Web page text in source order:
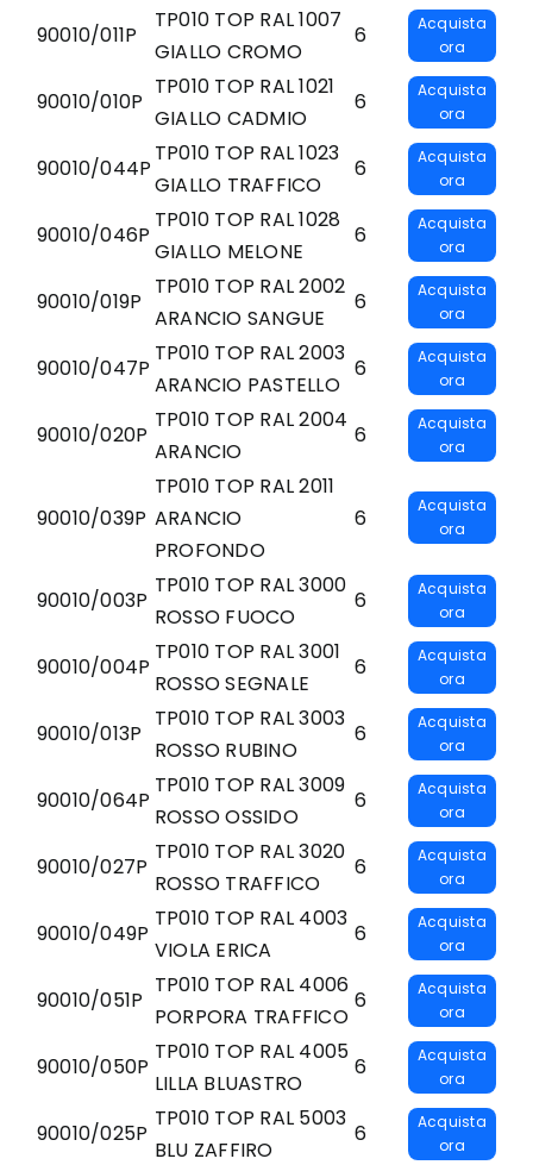
90010/011P
TP010 TOP RAL 1007
GIALLO CROMO
6
Acquista
ora
90010/010P
TP010 TOP RAL 1021
GIALLO CADMIO
6
Acquista
ora
90010/044P
TP010 TOP RAL 1023
GIALLO TRAFFICO
6
Acquista
ora
90010/046P
TP010 TOP RAL 1028
GIALLO MELONE
6
Acquista
ora
90010/019P
TP010 TOP RAL 2002
ARANCIO SANGUE
6
Acquista
ora
90010/047P
TP010 TOP RAL 2003
ARANCIO PASTELLO
6
Acquista
ora
90010/020P
TP010 TOP RAL 2004
ARANCIO
6
Acquista
ora
90010/039P
TP010 TOP RAL 2011
ARANCIO
PROFONDO
6
Acquista
ora
90010/003P
TP010 TOP RAL 3000
ROSSO FUOCO
6
Acquista
ora
90010/004P
TP010 TOP RAL 3001
ROSSO SEGNALE
6
Acquista
ora
90010/013P
TP010 TOP RAL 3003
ROSSO RUBINO
6
Acquista
ora
90010/064P
TP010 TOP RAL 3009
ROSSO OSSIDO
6
Acquista
ora
90010/027P
TP010 TOP RAL 3020
ROSSO TRAFFICO
6
Acquista
ora
90010/049P
TP010 TOP RAL 4003
VIOLA ERICA
6
Acquista
ora
90010/051P
TP010 TOP RAL 4006
PORPORA TRAFFICO
6
Acquista
ora
90010/050P
TP010 TOP RAL 4005
LILLA BLUASTRO
6
Acquista
ora
90010/025P
TP010 TOP RAL 5003
BLU ZAFFIRO
6
Acquista
ora